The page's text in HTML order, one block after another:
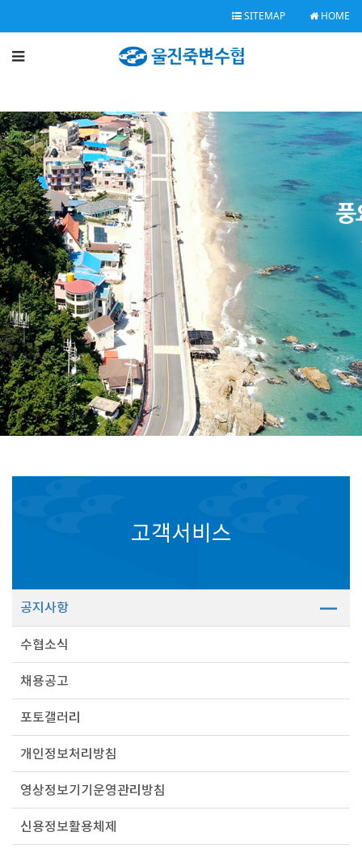
SITEMAP HOME
고객서비스
공지사항
수협소식
채용공고
포토갤러리
개인정보처리방침
영상정보기기운영관리방침
신용정보활용체제